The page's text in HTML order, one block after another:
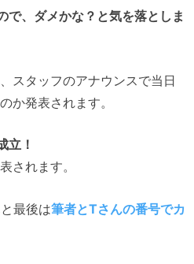
で、ダメかな？と気を落としま
スタッフのアナウンスで当日
か発表されます。
立！
されます。
最後は筆者とTさんの番号でカ